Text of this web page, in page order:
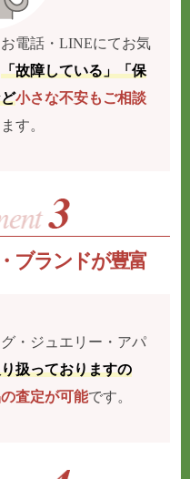
電話・LINEにてお気
「故障している」「保
小さな不安もご相談
す。
ブランドが豊富
・ジュエリー・アパ
扱っておりますの
査定が可能です。